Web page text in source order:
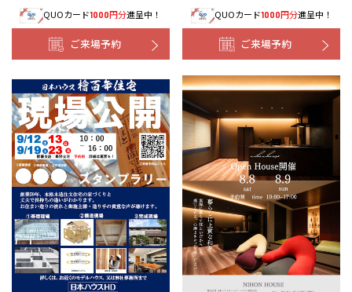
QUOカード1000円分進呈中！
ご来場予約
QUOカード1000円分進呈中！
ご来場予約